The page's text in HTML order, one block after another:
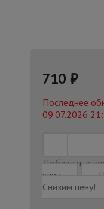
710 ₽
Последнее
09.07.2026
Добавить в
клик
Снизим цену!